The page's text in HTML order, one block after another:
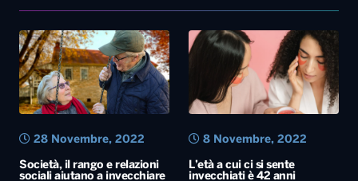
Società, il rango e relazioni
sociali aiutano a invecchiare
28 Novembre, 2022
L’età a cui ci si sente
invecchiati è 42 anni
8 Novembre, 2022